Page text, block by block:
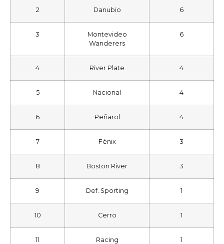
2 Danubio 6
3
Montevideo
Wanderers
6
4 River Plate 4
5 Nacional 4
6 Peñarol 4
7 Fénix 3
8 Boston River 3
9 Def. Sporting 1
10 Cerro 1
11 Racing 1